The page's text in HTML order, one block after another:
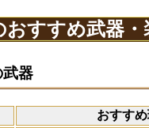
おすすめ武器・
武器
おすす